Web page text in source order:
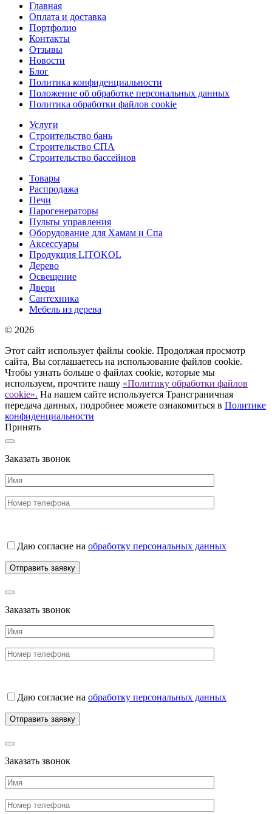
Главная
Оплата и доставка
Портфолио
Контакты
Отзывы
Новости
Блог
Политика конфиденциальности
Положение об обработке персональных данных
Политика обработки файлов cookie
Услуги
Строительство бань
Строительство СПА
Строительство бассейнов
Товары
Распродажа
Печи
Парогенераторы
Пульты управления
Оборудование для Хамам и Спа
Аксессуары
Продукция LITOKOL
Дерево
Освещение
Двери
Сантехника
Мебель из дерева
© 2026
Этот сайт использует файлы cookie. Продолжая просмотр
сайта, Вы соглашаетесь на использование файлов cookie.
Чтобы узнать больше о файлах cookie, которые мы
используем, прочтите нашу «Политику обработки файлов
cookie». На нашем сайте используется Трансграничная
передача данных, подробнее можете ознакомиться в Политике
конфиденциальности
Принять
Заказать звонок
Даю согласие на обработку персональных данных
Заказать звонок
Даю согласие на обработку персональных данных
Заказать звонок